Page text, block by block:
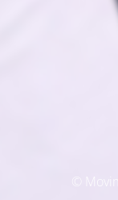
©